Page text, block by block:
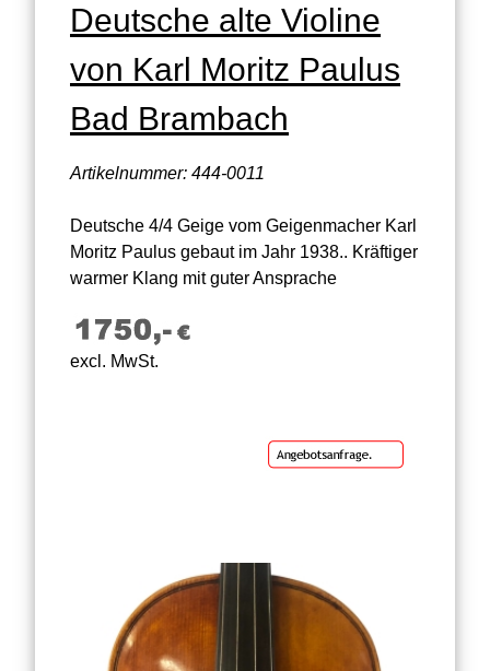
Deutsche alte Violine
von Karl Moritz Paulus
Bad Brambach
Artikelnummer: 444-0011
Deutsche 4/4 Geige vom Geigenmacher Karl
Moritz Paulus gebaut im Jahr 1938.. Kräftiger
warmer Klang mit guter Ansprache
excl. MwSt.